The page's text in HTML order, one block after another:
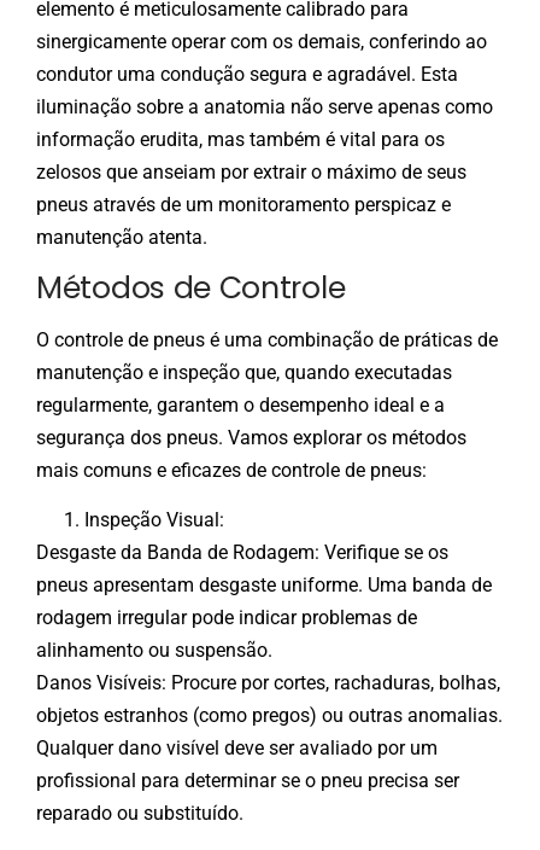
elemento é meticulosamente calibrado para
sinergicamente operar com os demais, conferindo ao
condutor uma condução segura e agradável. Esta
iluminação sobre a anatomia não serve apenas como
informação erudita, mas também é vital para os
zelosos que anseiam por extrair o máximo de seus
pneus através de um monitoramento perspicaz e
manutenção atenta.
Métodos de Controle
O controle de pneus é uma combinação de práticas de
manutenção e inspeção que, quando executadas
regularmente, garantem o desempenho ideal e a
segurança dos pneus. Vamos explorar os métodos
mais comuns e eficazes de controle de pneus:
Inspeção Visual:
Desgaste da Banda de Rodagem: Verifique se os
pneus apresentam desgaste uniforme. Uma banda de
rodagem irregular pode indicar problemas de
alinhamento ou suspensão.
Danos Visíveis: Procure por cortes, rachaduras, bolhas,
objetos estranhos (como pregos) ou outras anomalias.
Qualquer dano visível deve ser avaliado por um
profissional para determinar se o pneu precisa ser
reparado ou substituído.